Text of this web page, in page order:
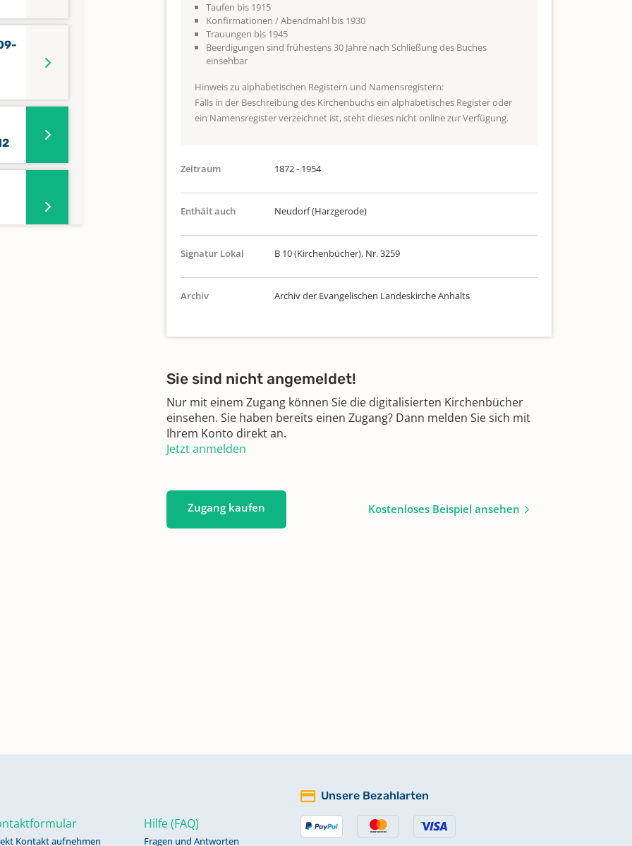
Taufen bis 1915
Konfirmationen / Abendmahl bis 1930
Trauungen bis 1945
Beerdigungen sind frühestens 30 Jahre nach Schließung des Buches
einsehbar
Hinweis zu alphabetischen Registern und Namensregistern:
Falls in der Beschreibung des Kirchenbuchs ein alphabetisches Register oder
ein Namensregister verzeichnet ist, steht dieses nicht online zur Verfügung.
Zeitraum 1872 - 1954
Enthält auch Neudorf (Harzgerode)
Signatur Lokal B 10 (Kirchenbücher), Nr. 3259
Archiv Archiv der Evangelischen Landeskirche Anhalts
Sie sind nicht angemeldet!
Nur mit einem Zugang können Sie die digitalisierten Kirchenbücher
einsehen. Sie haben bereits einen Zugang? Dann melden Sie sich mit
Ihrem Konto direkt an.
Jetzt anmelden
Zugang kaufen Kostenloses Beispiel ansehen
Kontakt aufnehmen
Hilfe (FAQ)
Fragen und Antworten
Unsere Bezahlarten